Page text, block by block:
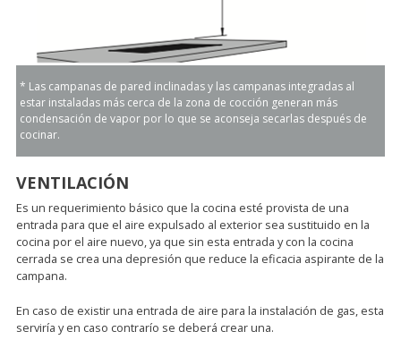
* Las campanas de pared inclinadas y las campanas integradas al
estar instaladas más cerca de la zona de cocción generan más
condensación de vapor por lo que se aconseja secarlas después de
cocinar.
VENTILACIÓN
Es un requerimiento básico que la cocina esté provista de una
entrada para que el aire expulsado al exterior sea sustituido en la
cocina por el aire nuevo, ya que sin esta entrada y con la cocina
cerrada se crea una depresión que reduce la eficacia aspirante de la
campana.
En caso de existir una entrada de aire para la instalación de gas, esta
serviría y en caso contrarío se deberá crear una.